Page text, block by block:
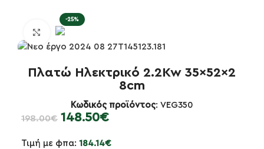
-25%
Κλικ για μεγέθυνση
Πλατώ Ηλεκτρικό 2.2Kw 35x52x2
8cm
Κωδικός προϊόντος: VEG350
198.00€ 148.50€
Τιμή με φπα: 184.14€